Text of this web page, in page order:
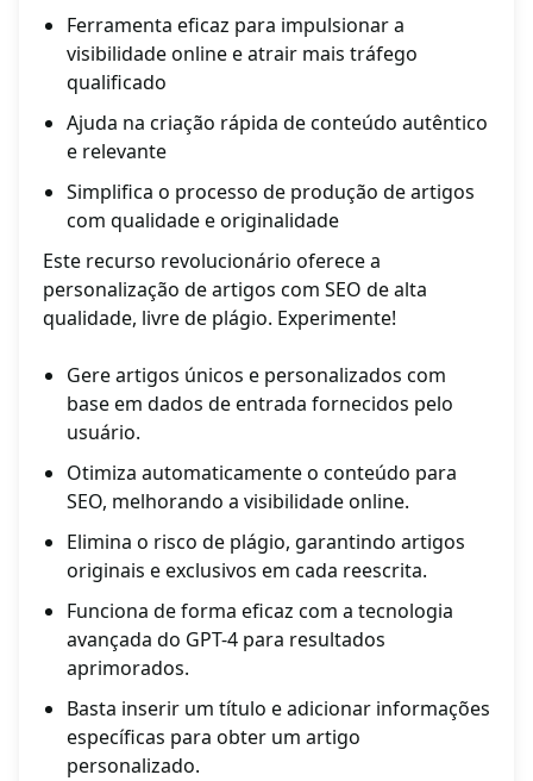
Ferramenta eficaz para impulsionar a
visibilidade online e atrair mais tráfego
qualificado
Ajuda na criação rápida de conteúdo autêntico
e relevante
Simplifica o processo de produção de artigos
com qualidade e originalidade
Este recurso revolucionário oferece a
personalização de artigos com SEO de alta
qualidade, livre de plágio. Experimente!
Gere artigos únicos e personalizados com
base em dados de entrada fornecidos pelo
usuário.
Otimiza automaticamente o conteúdo para
SEO, melhorando a visibilidade online.
Elimina o risco de plágio, garantindo artigos
originais e exclusivos em cada reescrita.
Funciona de forma eficaz com a tecnologia
avançada do GPT-4 para resultados
aprimorados.
Basta inserir um título e adicionar informações
específicas para obter um artigo
personalizado.